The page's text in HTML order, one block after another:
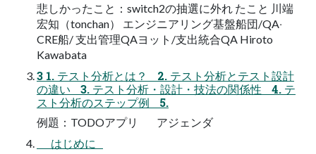
悲しかったこと：switch2の抽選に外れ たこと 川端
宏知（tonchan） エンジニアリング基盤船団/QA‧
CRE船/ ⽀出管理QAヨット/⽀出統合QA Hiroto
Kawabata
3 1. テスト分析とは？ 2. テスト分析とテスト設計
の違い 3. テスト分析・設計・技法の関係性 4. テ
スト分析のステップ例 5.
例題：TODOアプリ アジェンダ
はじめに